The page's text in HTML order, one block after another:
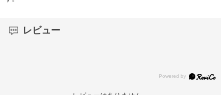
レビュー